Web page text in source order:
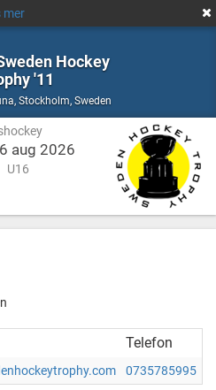
mer
Hockey
'11
,Ishockey
Stockholm, Sweden
Sweden
aug 2026
U16
Telefon
0735785995